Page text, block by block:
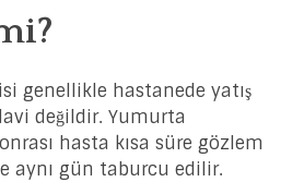
genellikle hastanede yatış
değildir. Yumurta
hasta kısa süre gözlem
aynı gün taburcu edilir.